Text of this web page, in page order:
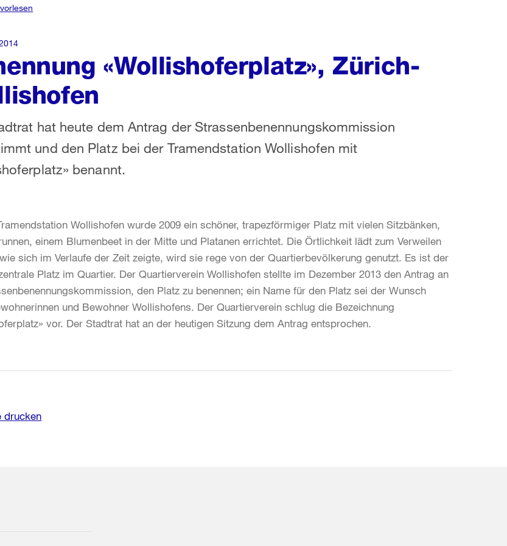
«Wollishoferplatz», Zürich-
hat heute dem Antrag der Strassenbenennungskommission
und den Platz bei der Tramendstation Wollishofen mit
benannt.
Wollishofen wurde 2009 ein schöner, trapezförmiger Platz mit vielen Sitzbänken,
einem Blumenbeet in der Mitte und Platanen errichtet. Die Örtlichkeit lädt zum Verweilen
sich im Verlaufe der Zeit zeigte, wird sie rege von der Quartierbevölkerung genutzt. Es ist der
Platz im Quartier. Der Quartierverein Wollishofen stellte im Dezember 2013 den Antrag an
den Platz zu benennen; ein Name für den Platz sei der Wunsch
und Bewohner Wollishofens. Der Quartierverein schlug die Bezeichnung
vor. Der Stadtrat hat an der heutigen Sitzung dem Antrag entsprochen.
drucken